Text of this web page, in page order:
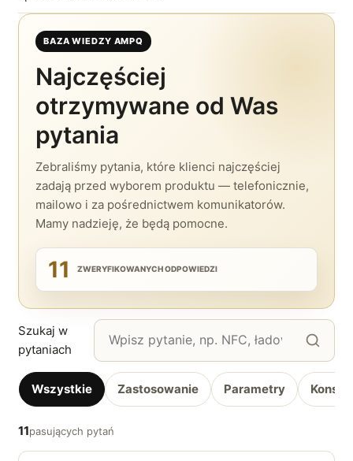
BAZA WIEDZY AMPQ
Najczęściej
otrzymywane od Was
pytania
Zebraliśmy pytania, które klienci najczęściej
zadają przed wyborem produktu — telefonicznie,
mailowo i za pośrednictwem komunikatorów.
Mamy nadzieję, że będą pomocne.
11 ZWERYFIKOWANYCH ODPOWIEDZI
Szukaj w
pytaniach
Wszystkie Zastosowanie Parametry
11pasujących pytań